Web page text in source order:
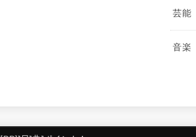
芸能
音楽